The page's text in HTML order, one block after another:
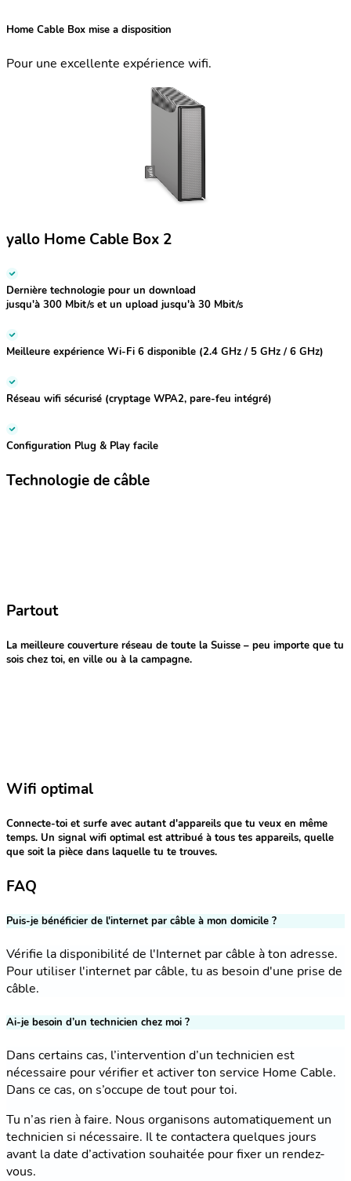
Home Cable Box mise a disposition
Pour une excellente expérience wifi.
yallo Home Cable Box 2
Dernière technologie pour un download
jusqu'à 300 Mbit/s et un upload jusqu'à 30 Mbit/s
Meilleure expérience Wi-Fi 6 disponible (2.4 GHz / 5 GHz / 6 GHz)
Réseau wifi sécurisé (cryptage WPA2, pare-feu intégré)
Configuration Plug & Play facile
Technologie de câble
Partout
La meilleure couverture réseau de toute la Suisse – peu importe que tu
sois chez toi, en ville ou à la campagne.
Wifi optimal
Connecte-toi et surfe avec autant d'appareils que tu veux en même
temps. Un signal wifi optimal est attribué à tous tes appareils, quelle
que soit la pièce dans laquelle tu te trouves.
FAQ
Puis-je bénéficier de l'internet par câble à mon domicile ?
Vérifie la disponibilité de l'Internet par câble à ton adresse.
Pour utiliser l'internet par câble, tu as besoin d'une prise de
câble.
Ai-je besoin d’un technicien chez moi ?
Dans certains cas, l’intervention d’un technicien est
nécessaire pour vérifier et activer ton service Home Cable.
Dans ce cas, on s’occupe de tout pour toi.
Tu n’as rien à faire. Nous organisons automatiquement un
technicien si nécessaire. Il te contactera quelques jours
avant la date d’activation souhaitée pour fixer un rendez-
vous.